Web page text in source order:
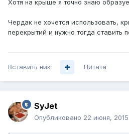
Хотя на крыше я точно знаю
Чердак не хочется использовать,
перекрытий и нужно тогда ставить
Вставить ник Цитата
SyJet
Опубликовано 22 июня, 2015